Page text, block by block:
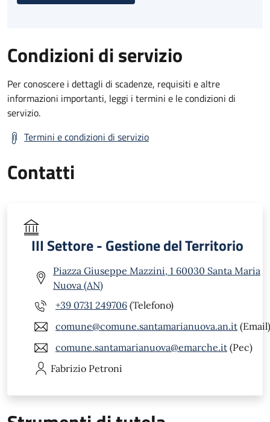
Condizioni di servizio
Per conoscere i dettagli di scadenze, requisiti e altre
informazioni importanti, leggi i termini e le condizioni di
servizio.
Termini e condizioni di servizio
Contatti
III Settore - Gestione del Territorio
Piazza Giuseppe Mazzini, 1 60030 Santa Maria
Nuova (AN)
+39 0731 249706 (Telefono)
comune@comune.santamarianuova.an.it (Email)
comune.santamarianuova@emarche.it (Pec)
Fabrizio Petroni